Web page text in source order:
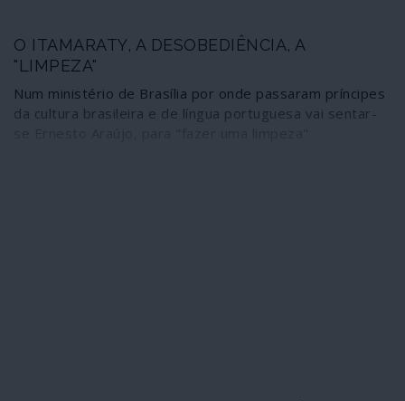
O ITAMARATY, A DESOBEDIÊNCIA, A
"LIMPEZA"
Num ministério de Brasília por onde passaram príncipes
da cultura brasileira e de língua portuguesa vai sentar-